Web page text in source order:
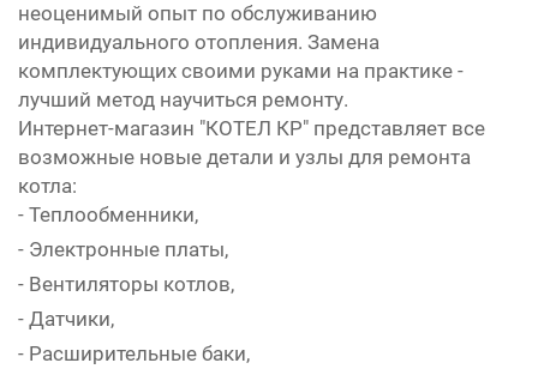
неоценимый опыт по обслуживанию
индивидуального отопления. Замена
комплектующих своими руками на практике -
лучший метод научиться ремонту.
Интернет-магазин "КОТЕЛ КР" представляет все
возможные новые детали и узлы для ремонта
котла:
- Теплообменники,
- Электронные платы,
- Вентиляторы котлов,
- Датчики,
- Расширительные баки,